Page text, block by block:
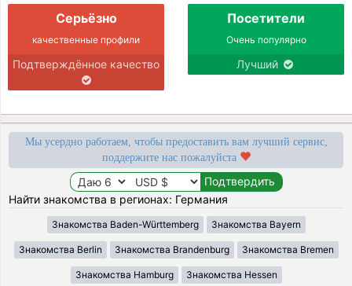
Серьёзно
качественные профили
Подтверждённое качество
Посетители
Очень популярно
Лучший
Мы усердно работаем, чтобы предоставить вам лучший сервис,
поддержите нас пожалуйста
Найти знакомства в регионах: Германия
Знакомства Baden-Württemberg Знакомства Bayern
Знакомства Berlin Знакомства Brandenburg Знакомства Bremen
Знакомства Hamburg Знакомства Hessen